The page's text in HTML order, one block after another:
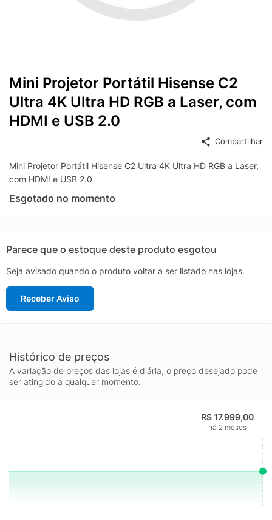
Mini Projetor Portátil Hisense C2
Ultra 4K Ultra HD RGB a Laser, com
HDMI e USB 2.0
Compartilhar
Mini Projetor Portátil Hisense C2 Ultra 4K Ultra HD RGB a Laser,
com HDMI e USB 2.0
Esgotado no momento
Parece que o estoque deste produto esgotou
Seja avisado quando o produto voltar a ser listado nas lojas.
Receber Aviso
Histórico de preços
A variação de preços das lojas é diária, o preço desejado pode
ser atingido a qualquer momento.
R$ 17.999,00
há 2 meses